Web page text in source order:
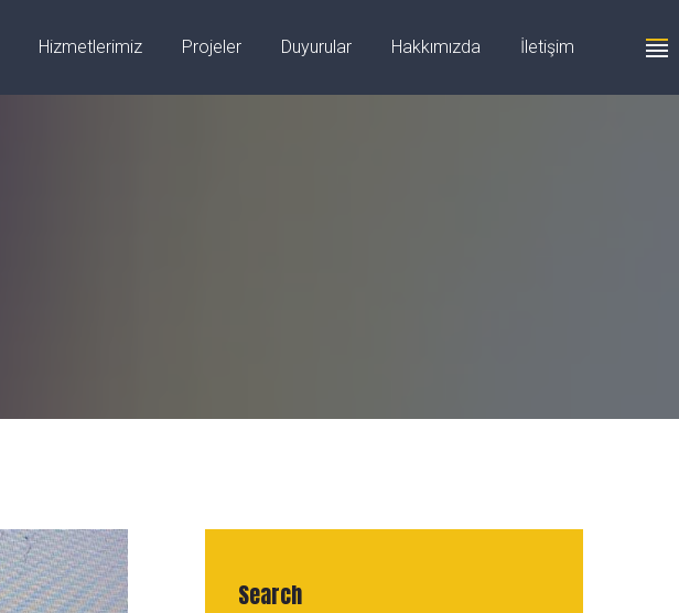
Hizmetlerimiz Projeler Duyurular Hakkımızda İletişim
Search